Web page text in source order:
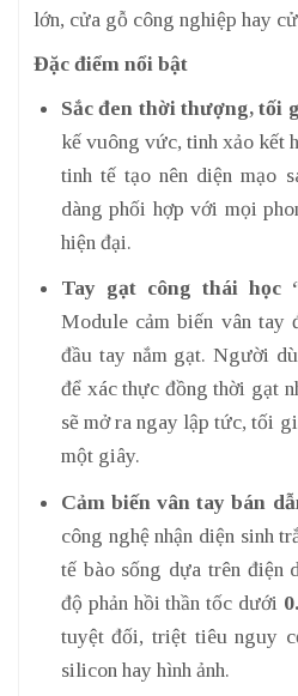
lớn, cửa gỗ công nghiệp hay
Đặc điểm nổi bật
Sắc đen thời thượng, tối
kế vuông vức, tinh xảo kết
tinh tế tạo nên diện mạo
dàng phối hợp với mọi
hiện đại.
Tay gạt công thái học
Module cảm biến vân tay
đầu tay nắm gạt. Người
để xác thực đồng thời gạt
sẽ mở ra ngay lập tức, tối
một giây.
Cảm biến vân tay bán
công nghệ nhận diện sinh
tế bào sống dựa trên điện
độ phản hồi thần tốc dưới
tuyệt đối, triệt tiêu nguy
silicon hay hình ảnh.